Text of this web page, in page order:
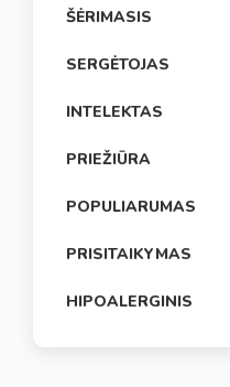
ŠĖRIMASIS
SERGĖTOJAS
INTELEKTAS
PRIEŽIŪRA
POPULIARUMAS
PRISITAIKYMAS
HIPOALERGINIS